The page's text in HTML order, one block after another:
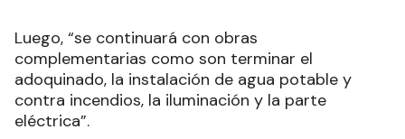
Luego, “se continuará con obras
complementarias como son terminar el
adoquinado, la instalación de agua potable y
contra incendios, la iluminación y la parte
eléctrica”.